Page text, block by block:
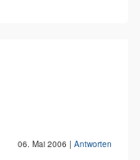
06. Mai 2006 | Antworten